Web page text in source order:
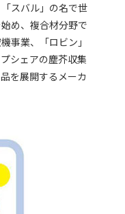
スバル」の名で世
め、複合材分野で
事業、「ロビン」
シェアの塵芥収集
を展開するメーカ